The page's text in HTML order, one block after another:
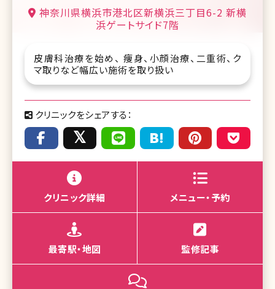
神奈川県横浜市港北区新横浜三丁目6-2 新横
浜ゲートサイド7階
皮膚科治療を始め、 痩身、小顔治療、二重術、ク
マ取りなど幅広い施術を取り扱い
クリニックをシェアする：
クリニック詳細 メニュー・予約
最寄駅・地図 監修記事